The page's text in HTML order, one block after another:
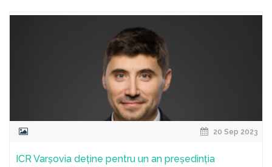
20 Sep 2023
ICR Varșovia deține pentru un an președinția